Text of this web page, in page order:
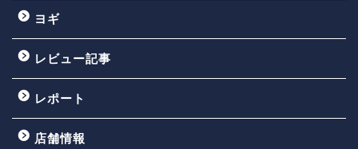
ヨギ
レビュー記事
レポート
店舗情報